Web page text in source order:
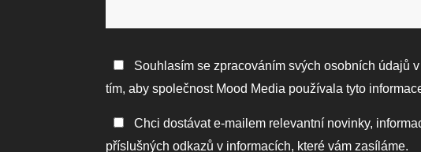
Zásady
ochrany
údajů
Souhlasím se zpracováním svých osobních údajů
tím, aby společnost Mood Media používala tyto
Zůstaňte
v
Chci dostávat e-mailem relevantní novinky,
příslušných odkazů v informacích, které vám zasíláme.